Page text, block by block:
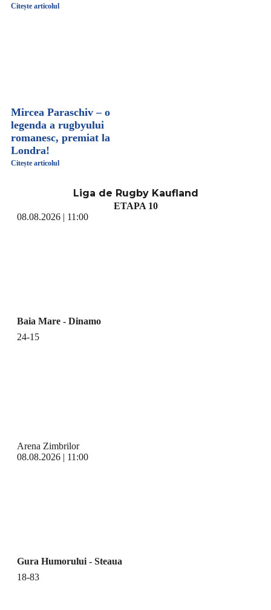
Citește articolul
Mircea Paraschiv – o
legenda a rugbyului
romanesc, premiat la
Londra!
Citește articolul
Liga de Rugby Kaufland
ETAPA 10
08.08.2026 | 11:00
Baia Mare - Dinamo
24-15
Arena Zimbrilor
08.08.2026 | 11:00
Gura Humorului - Steaua
18-83